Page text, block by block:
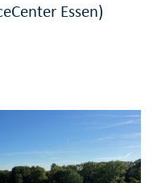
Essen)